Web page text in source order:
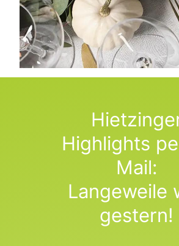
Highlights
Mail:
Langeweile
gestern!